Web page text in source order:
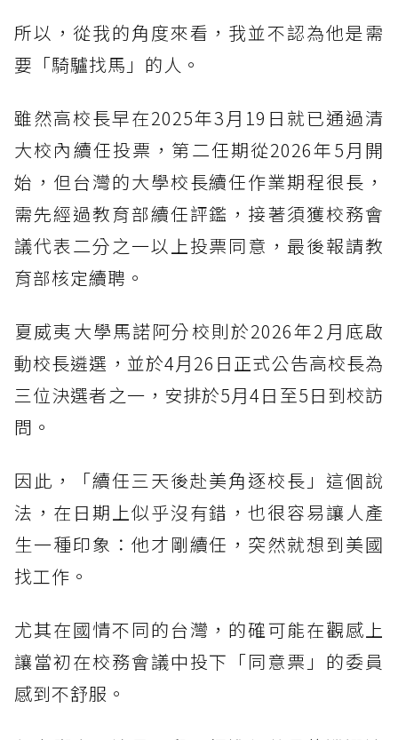
所以，從我的角度來看，我並不認為他是需
要「騎驢找馬」的人。
雖然高校長早在2025年3月19日就已通過清
大校內續任投票，第二任期從2026年5月開
始，但台灣的大學校長續任作業期程很長，
需先經過教育部續任評鑑，接著須獲校務會
議代表二分之一以上投票同意，最後報請教
育部核定續聘。
夏威夷大學馬諾阿分校則於2026年2月底啟
動校長遴選，並於4月26日正式公告高校長為
三位決選者之一，安排於5月4日至5日到校訪
問。
因此，「續任三天後赴美角逐校長」這個說
法，在日期上似乎沒有錯，也很容易讓人產
生一種印象：他才剛續任，突然就想到美國
找工作。
尤其在國情不同的台灣，的確可能在觀感上
讓當初在校務會議中投下「同意票」的委員
感到不舒服。